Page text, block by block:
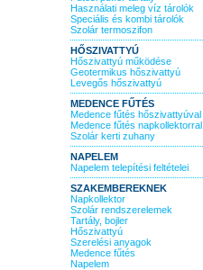
Használati meleg víz tárolók
Speciális és kombi tárolók
Szolár termoszifon
HŐSZIVATTYÚ
Hőszivattyú működése
Geotermikus hőszivattyú
Levegős hőszivattyú
MEDENCE FŰTÉS
Medence fűtés hőszivattyúval
Medence fűtés napkollektorral
Szolár kerti zuhany
NAPELEM
Napelem telepítési feltételei
SZAKEMBEREKNEK
Napkollektor
Szolár rendszerelemek
Tartály, bojler
Hőszivattyú
Szerelési anyagok
Medence fűtés
Napelem